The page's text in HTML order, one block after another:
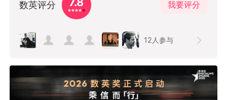
数英评分 7.8 我要评分
12人参与